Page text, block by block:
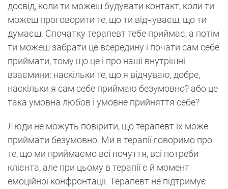
досвід, коли ти можеш будувати контакт, коли ти
можеш проговорити те, що ти відчуваєш, що ти
думаєш. Спочатку терапевт тебе приймає, а потім
ти можеш забрати це всередину і почати сам себе
приймати, тому що це і про наші внутрішні
взаємини: наскільки те, що я відчуваю, добре,
наскільки я сам себе приймаю безумовно? або це
така умовна любов і умовне прийняття себе?
Люди не можуть повірити, що терапевт їх може
приймати безумовно. Ми в терапії говоримо про
те, що ми приймаємо всі почуття, всі потреби
клієнта, але при цьому в терапії є й момент
емоційної конфронтації. Терапевт не підтримує